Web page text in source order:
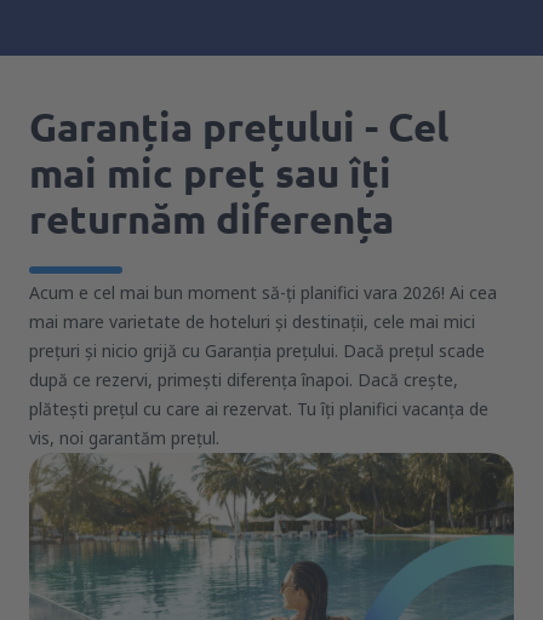
Garanția prețului - Cel
mai mic preț sau îți
returnăm diferența
Acum e cel mai bun moment să-ți planifici vara 2026! Ai cea
mai mare varietate de hoteluri și destinații, cele mai mici
prețuri și nicio grijă cu Garanția prețului. Dacă prețul scade
după ce rezervi, primești diferența înapoi. Dacă crește,
plătești prețul cu care ai rezervat. Tu îți planifici vacanța de
vis, noi garantăm prețul.